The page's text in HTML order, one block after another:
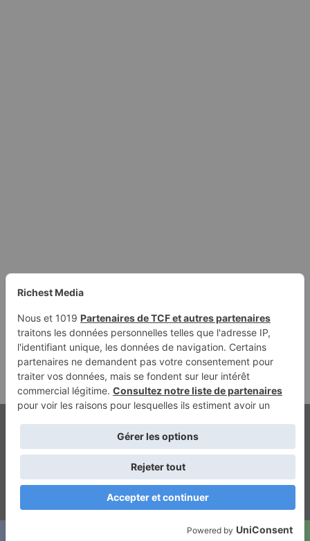
Mentions légales
Contact
Politique de confidentialité
ghostwriting kosten
beste ghostwriter agentur
Facebook
TwitterYouTube
Instagram
RSSDailymotion